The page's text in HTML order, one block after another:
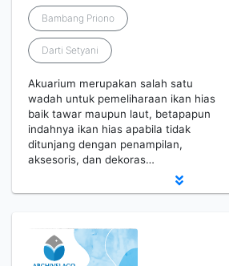
Bambang Priono
Darti Setyani
Akuarium merupakan salah satu
wadah untuk pemeliharaan ikan hias
baik tawar maupun laut, betapapun
indahnya ikan hias apabila tidak
ditunjang dengan penampilan,
aksesoris, dan dekoras…